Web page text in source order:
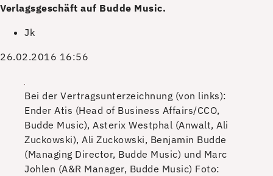
Verlagsgeschäft auf Budde Music.
Jk
26.02.2016 16:56
Bei der Vertragsunterzeichnung (von links):
Ender Atis (Head of Business Affairs/CCO,
Budde Music), Asterix Westphal (Anwalt, Ali
Zuckowski), Ali Zuckowski, Benjamin Budde
(Managing Director, Budde Music) und Marc
Johlen (A&R Manager, Budde Music) Foto: